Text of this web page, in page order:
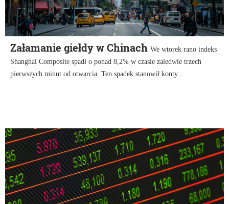
Załamanie giełdy w Chinach We wtorek rano indeks
Shanghai Composite spadł o ponad 8,2% w czasie zaledwie trzech
pierwszych minut od otwarcia. Ten spadek stanowił konty...